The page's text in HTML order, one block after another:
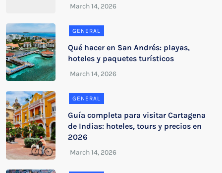
GENERAL
Qué hacer en San Andrés: playas,
hoteles y paquetes turísticos
GENERAL
Guía completa para visitar Cartagena
de Indias: hoteles, tours y precios en
2026